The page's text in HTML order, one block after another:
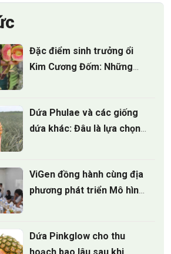
Đặc điểm sinh trưởng ổi
Kim Cương Đốm: Những
Dứa Phulae và các giống
dứa khác: Đâu là lựa chọn
ViGen đồng hành cùng địa
phương phát triển Mô hình
Dứa Pinkglow cho thu